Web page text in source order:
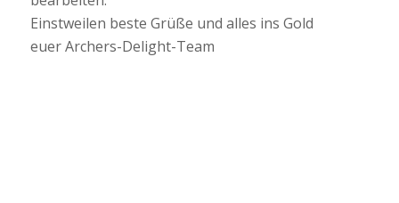
Einstweilen beste Grüße und alles ins Gold
euer Archers-Delight-Team